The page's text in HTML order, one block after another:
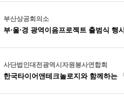
부산상공회의소
부·울·경 광역이음프로젝트 출범식 행
사단법인대전광역시자원봉사연합회
한국타이어앤테크놀로지와 함께하는